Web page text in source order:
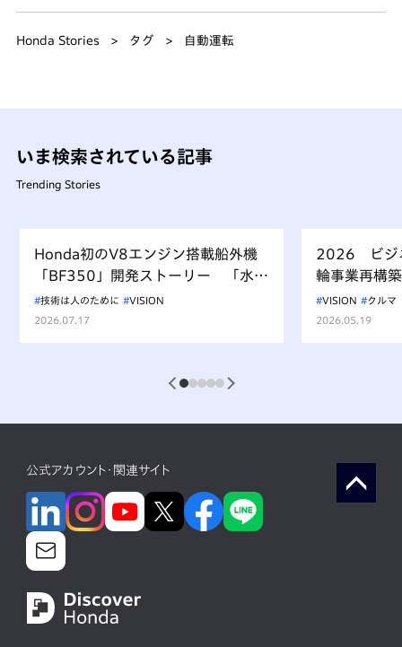
Honda Stories タグ 自動運転
いま検索されている記事
Trending Stories
Honda初のV8エンジン搭載船外機
「BF350」開発ストーリー 「水上
を走るもの、水を汚すべからず」を
受け継ぐ挑戦
技術は人のために
VISION
2026.07.17
2026 ビジ
輪事業再構
VISION
クルマ
2026.05.19
1 2 3 4 5
公式アカウント・関連サイト